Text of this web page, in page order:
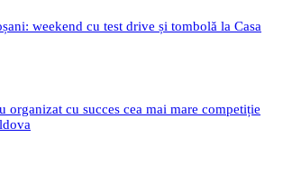
weekend cu test drive și tombolă la Casa
organizat cu succes cea mai mare competiție